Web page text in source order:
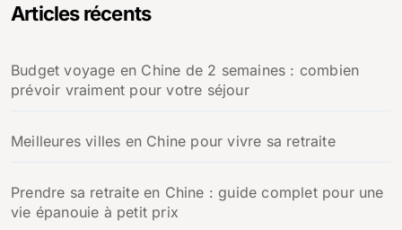
Articles récents
Budget voyage en Chine de 2 semaines : combien
prévoir vraiment pour votre séjour
Meilleures villes en Chine pour vivre sa retraite
Prendre sa retraite en Chine : guide complet pour une
vie épanouie à petit prix